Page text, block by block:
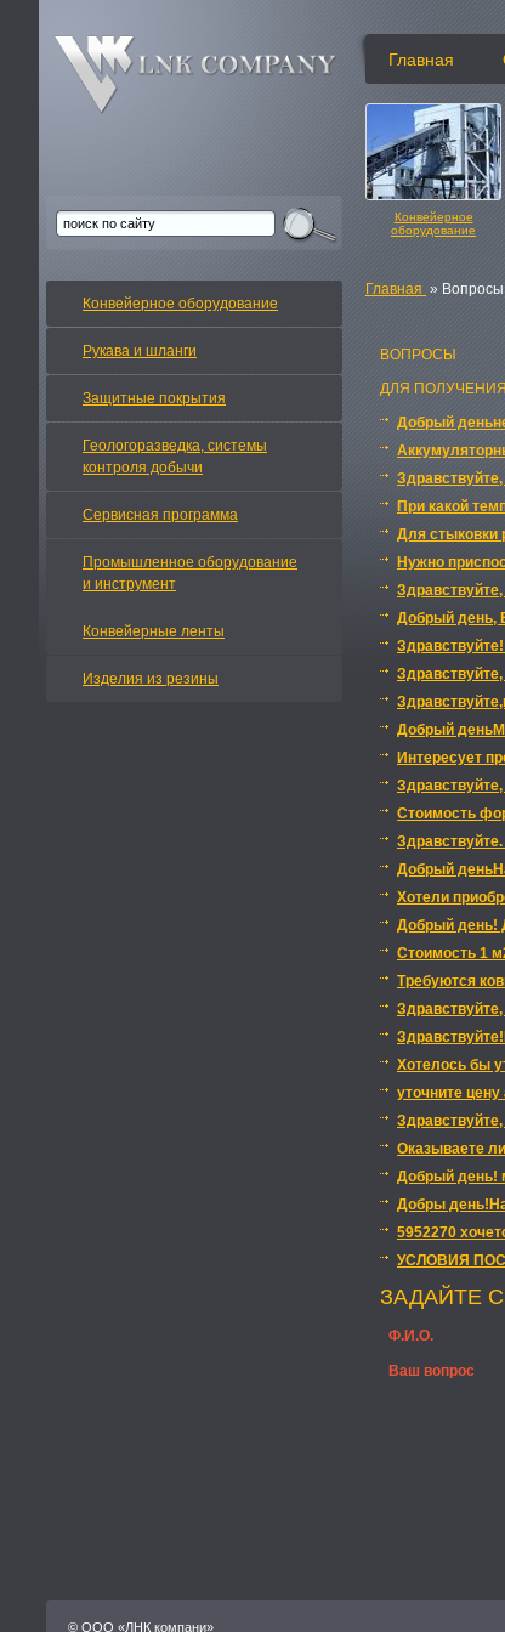
Главная
Конвейерное
оборудование
Главная » Вопросы
ВОПРОСЫ
ДЛЯ
Добрый
При какой
Для стыковки
Нужно
Добрый день,
Добрый
Интересует
Стоимость
Добрый
Хотели
Добрый день!
Стоимость 1
Требуются
Хотелось бы
уточните цену
Оказываете
Добрый день!
Добры
5952270
УСЛОВИЯ
ЗАДАЙТЕ
Ф.И.О.
Ваш вопрос
Конвейерное оборудование
Рукава и шланги
Защитные покрытия
Геологоразведка, системы
контроля добычи
Сервисная программа
Промышленное оборудование
и инструмент
Конвейерные ленты
Изделия из резины
© OOO «ЛНК компани»